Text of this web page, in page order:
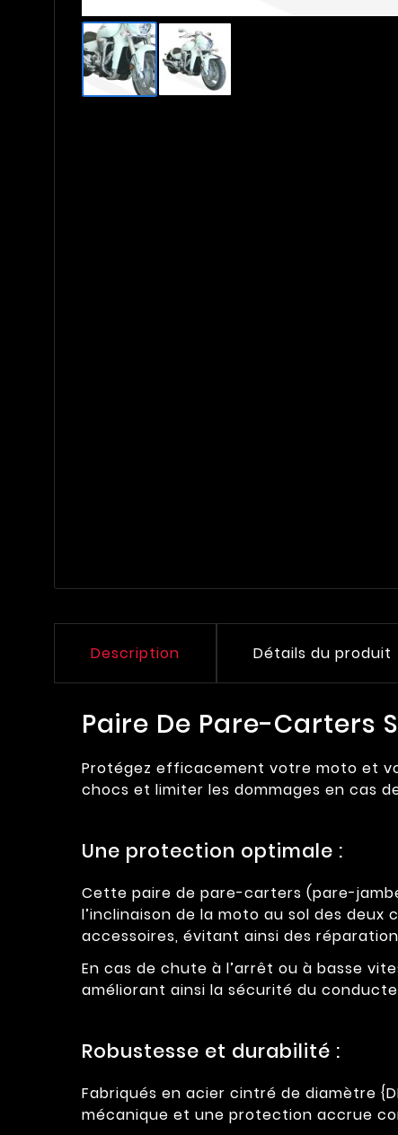
Description Détails du produit
Paire De Pare-Carters
Protégez efficacement votre moto et
chocs et limiter les dommages en cas
Une protection optimale :
Cette paire de pare-carters (pare-
l’inclinaison de la moto au sol des
accessoires, évitant ainsi des
En cas de chute à l’arrêt ou à basse
améliorant ainsi la sécurité du
Robustesse et durabilité :
Fabriqués en acier cintré de diamètre
mécanique et une protection accrue